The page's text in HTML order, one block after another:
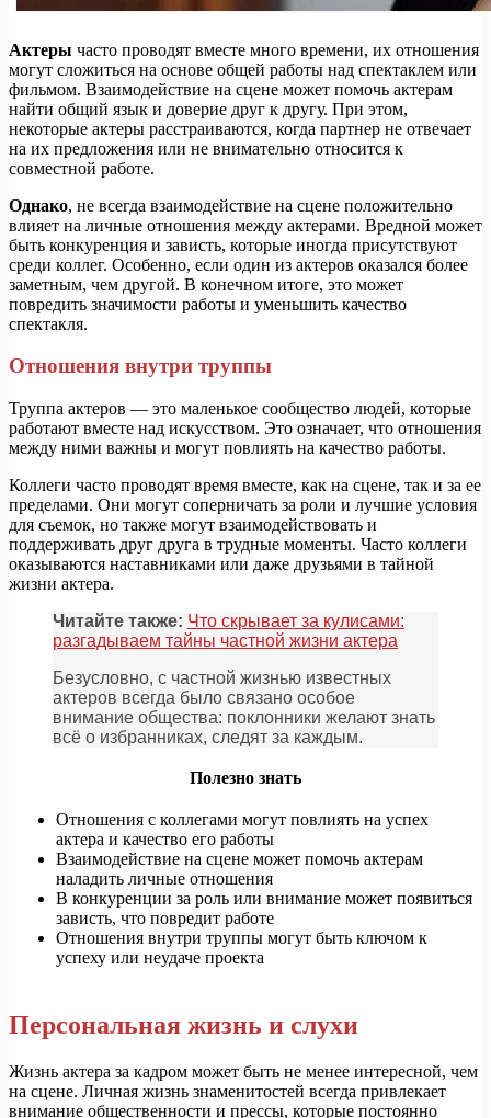
Актеры часто проводят вместе много времени, их отношения
могут сложиться на основе общей работы над спектаклем или
фильмом. Взаимодействие на сцене может помочь актерам
найти общий язык и доверие друг к другу. При этом,
некоторые актеры расстраиваются, когда партнер не отвечает
на их предложения или не внимательно относится к
совместной работе.
Однако, не всегда взаимодействие на сцене положительно
влияет на личные отношения между актерами. Вредной может
быть конкуренция и зависть, которые иногда присутствуют
среди коллег. Особенно, если один из актеров оказался более
заметным, чем другой. В конечном итоге, это может
повредить значимости работы и уменьшить качество
спектакля.
Отношения внутри труппы
Труппа актеров — это маленькое сообщество людей, которые
работают вместе над искусством. Это означает, что отношения
между ними важны и могут повлиять на качество работы.
Коллеги часто проводят время вместе, как на сцене, так и за ее
пределами. Они могут соперничать за роли и лучшие условия
для съемок, но также могут взаимодействовать и
поддерживать друг друга в трудные моменты. Часто коллеги
оказываются наставниками или даже друзьями в тайной
жизни актера.
Читайте также: Что скрывает за кулисами:
разгадываем тайны частной жизни актера
Безусловно, с частной жизнью известных
актеров всегда было связано особое
внимание общества: поклонники желают знать
всё о избранниках, следят за каждым.
Полезно знать
Отношения с коллегами могут повлиять на успех
актера и качество его работы
Взаимодействие на сцене может помочь актерам
наладить личные отношения
В конкуренции за роль или внимание может появиться
зависть, что повредит работе
Отношения внутри труппы могут быть ключом к
успеху или неудаче проекта
Персональная жизнь и слухи
Жизнь актера за кадром может быть не менее интересной, чем
на сцене. Личная жизнь знаменитостей всегда привлекает
внимание общественности и прессы, которые постоянно